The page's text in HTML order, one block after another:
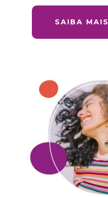
SAIBA MAIS